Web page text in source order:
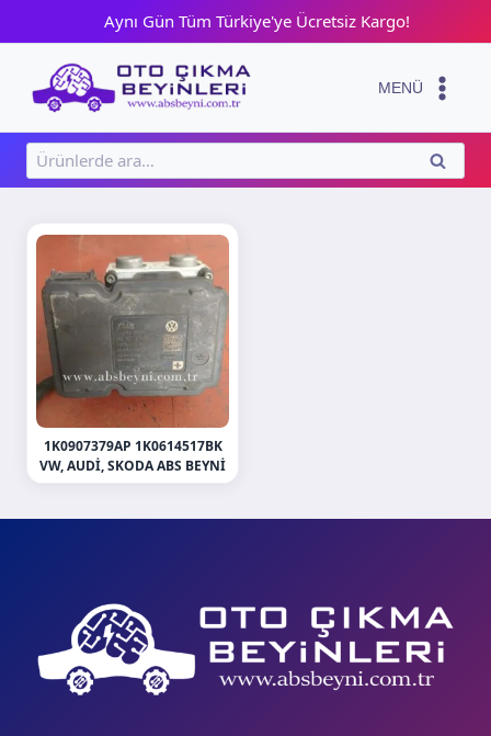
content
Aynı Gün Tüm Türkiye'ye Ücretsiz Kargo!
MENÜ
Ara:
ARA
1K0907379AP 1K0614517BK
VW, AUDI, SKODA ABS BEYNI